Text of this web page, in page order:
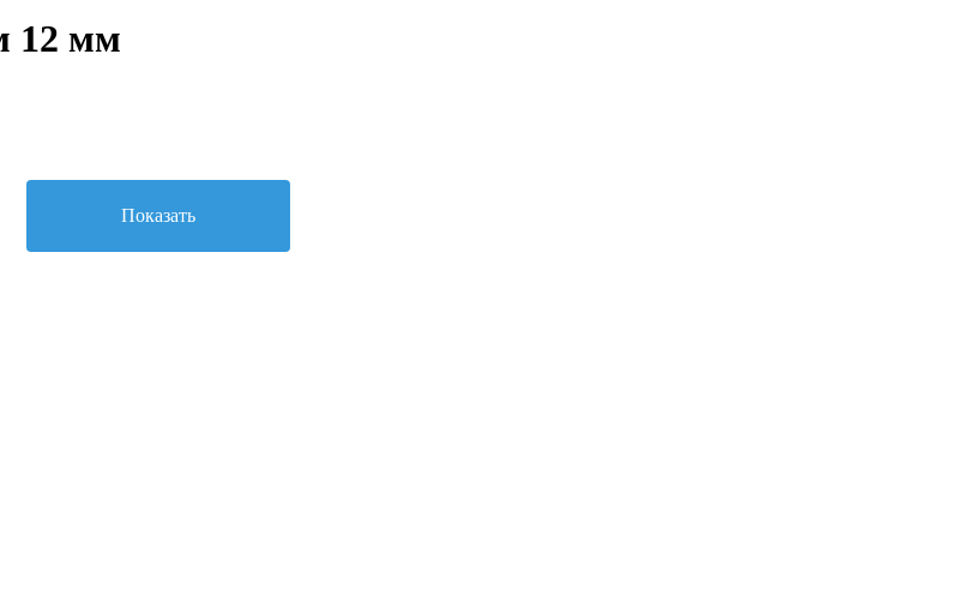
12 мм
Показать